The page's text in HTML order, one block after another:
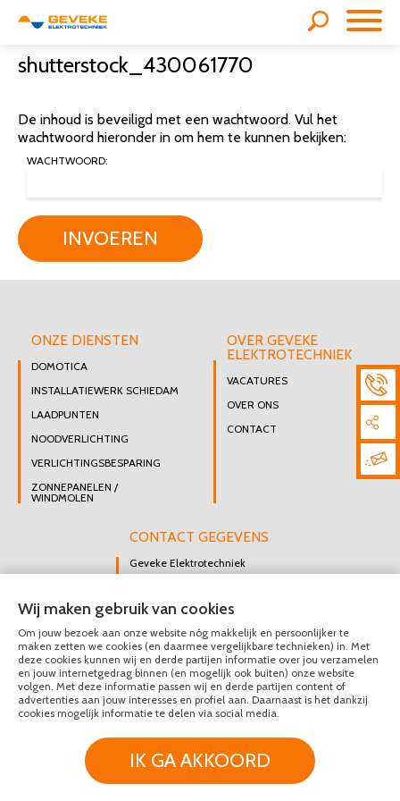
shutterstock_430061770
De inhoud is beveiligd met een wachtwoord. Vul het
wachtwoord hieronder in om hem te kunnen bekijken:
WACHTWOORD:
INVOEREN
ONZE DIENSTEN
DOMOTICA
INSTALLATIEWERK SCHIEDAM
LAADPUNTEN
NOODVERLICHTING
VERLICHTINGSBESPARING
ZONNEPANELEN /
WINDMOLEN
OVER GEVEKE
ELEKTROTECHNIEK
VACATURES
OVER ONS
CONTACT
CONTACT GEGEVENS
Geveke Elektrotechniek
3112 GK Schiedam
DIRECT CONTACT
OPNEMEN
010 426 8447
MAIL ONS
© Geveke Elektrotechniek 2020 - 2026
Algemene Voorwaarden
Wij maken gebruik van cookies
Om jouw bezoek aan onze website nóg makkelijk en persoonlijker te
maken zetten we cookies (en daarmee vergelijkbare technieken) in. Met
deze cookies kunnen wij en derde partijen informatie over jou verzamelen
en jouw internetgedrag binnen (en mogelijk ook buiten) onze website
volgen. Met deze informatie passen wij en derde partijen content of
advertenties aan jouw interesses en profiel aan. Daarnaast is het dankzij
cookies mogelijk informatie te delen via social media.
IK GA AKKOORD